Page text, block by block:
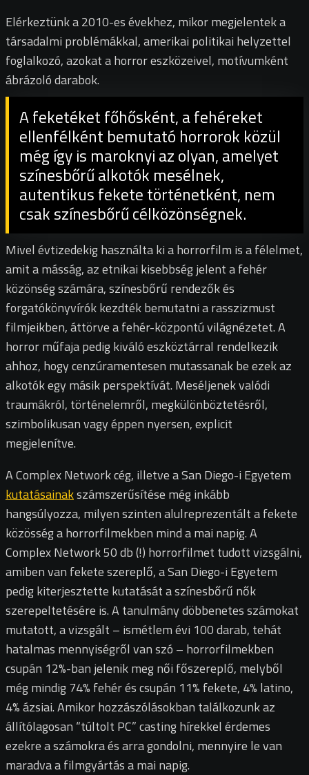
Elérkeztünk a 2010-es évekhez, mikor megjelentek a
társadalmi problémákkal, amerikai politikai helyzettel
foglalkozó, azokat a horror eszközeivel, motívumként
ábrázoló darabok.
A feketéket főhősként, a fehéreket
ellenfélként bemutató horrorok közül
még így is maroknyi az olyan, amelyet
színesbőrű alkotók mesélnek,
autentikus fekete történetként, nem
csak színesbőrű célközönségnek.
Mivel évtizedekig használta ki a horrorfilm is a félelmet,
amit a másság, az etnikai kisebbség jelent a fehér
közönség számára, színesbőrű rendezők és
forgatókönyvírók kezdték bemutatni a rasszizmust
filmjeikben, áttörve a fehér-központú világnézetet. A
horror műfaja pedig kiváló eszköztárral rendelkezik
ahhoz, hogy cenzúramentesen mutassanak be ezek az
alkotók egy másik perspektívát. Meséljenek valódi
traumákról, történelemről, megkülönböztetésről,
szimbolikusan vagy éppen nyersen, explicit
megjelenítve.
A Complex Network cég, illetve a San Diego-i Egyetem
kutatásainakszámszerűsítése még inkább
hangsúlyozza, milyen szinten alulreprezentált a fekete
közösség a horrorfilmekben mind a mai napig. A
Complex Network 50 db (!) horrorfilmet tudott vizsgálni,
amiben van fekete szereplő, a San Diego-i Egyetem
pedig kiterjesztette kutatását a színesbőrű nők
szerepeltetésére is. A tanulmány döbbenetes számokat
mutatott, a vizsgált – ismétlem évi 100 darab, tehát
hatalmas mennyiségről van szó – horrorfilmekben
csupán 12%-ban jelenik meg női főszereplő, melyből
még mindig 74% fehér és csupán 11% fekete, 4% latino,
4% ázsiai. Amikor hozzászólásokban találkozunk az
állítólagosan “túltolt PC” casting hírekkel érdemes
ezekre a számokra és arra gondolni, mennyire le van
maradva a filmgyártás a mai napig.